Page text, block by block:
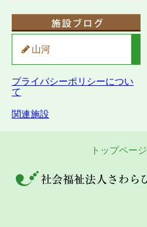
山河
プライバシーポリシーについ
て
関連施設
トップページ